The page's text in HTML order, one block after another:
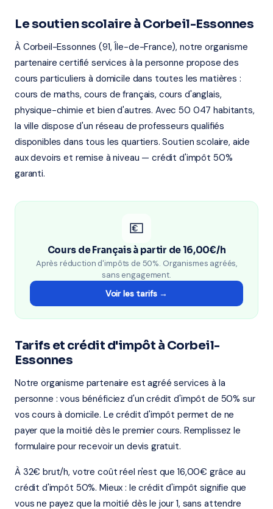
Le soutien scolaire à Corbeil-Essonnes
À Corbeil-Essonnes (91, Île-de-France), notre organisme
partenaire certifié services à la personne propose des
cours particuliers à domicile dans toutes les matières :
cours de maths, cours de français, cours d'anglais,
physique-chimie et bien d'autres. Avec 50 047 habitants,
la ville dispose d'un réseau de professeurs qualifiés
disponibles dans tous les quartiers. Soutien scolaire, aide
aux devoirs et remise à niveau — crédit d'impôt 50%
garanti.
💶
Cours de Français à partir de 16,00€/h
Après réduction d'impôts de 50%. Organismes agréés,
sans engagement.
Voir les tarifs →
Tarifs et crédit d'impôt à Corbeil-
Essonnes
Notre organisme partenaire est agréé services à la
personne : vous bénéficiez d'un crédit d'impôt de 50% sur
vos cours à domicile. Le crédit d'impôt permet de ne
payer que la moitié dès le premier cours. Remplissez le
formulaire pour recevoir un devis gratuit.
À 32€ brut/h, votre coût réel n'est que 16,00€ grâce au
crédit d'impôt 50%. Mieux : le crédit d'impôt signifie que
vous ne payez que la moitié dès le jour 1, sans attendre